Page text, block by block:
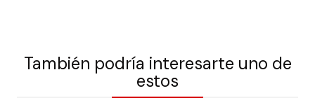
También podría interesarte uno de
estos